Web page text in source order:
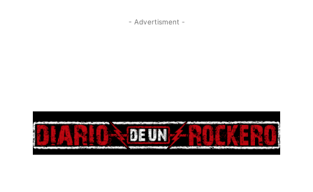
- Advertisment -